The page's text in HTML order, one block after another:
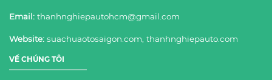
Email: thanhnghiepautohcm@gmail.com
Website: suachuaotosaigon.com, thanhnghiepauto.com
VỀ CHÚNG TÔI